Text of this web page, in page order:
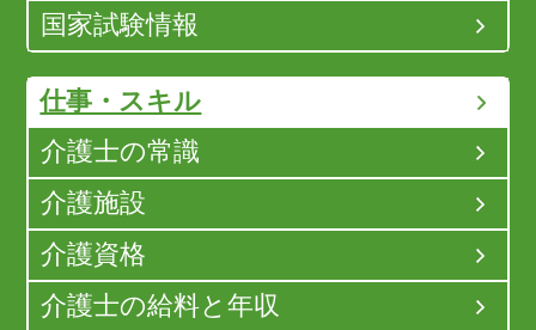
国家試験情報
仕事・スキル
介護士の常識
介護施設
介護資格
介護士の給料と年収